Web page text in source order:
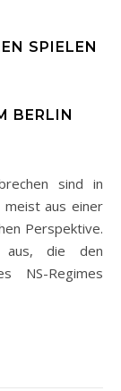
SPIELEN
BERLIN
meist aus einer
Perspektive.
aus, die den
NS-Regimes